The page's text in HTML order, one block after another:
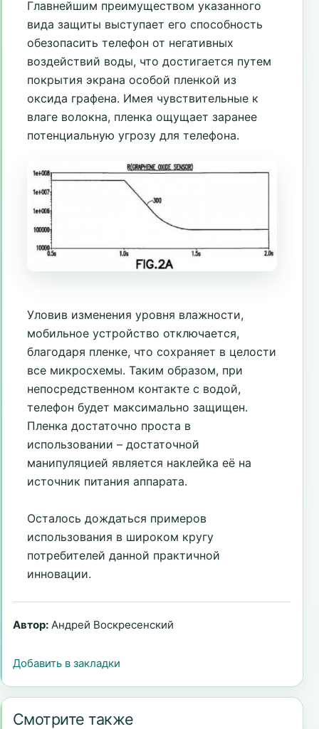
Главнейшим преимуществом указанного
вида защиты выступает его способность
обезопасить телефон от негативных
воздействий воды, что достигается путем
покрытия экрана особой пленкой из
оксида графена. Имея чувствительные к
влаге волокна, пленка ощущает заранее
потенциальную угрозу для телефона.
Уловив изменения уровня влажности,
мобильное устройство отключается,
благодаря пленке, что сохраняет в целости
все микросхемы. Таким образом, при
непосредственном контакте с водой,
телефон будет максимально защищен.
Пленка достаточно проста в
использовании – достаточной
манипуляцией является наклейка её на
источник питания аппарата.
Осталось дождаться примеров
использования в широком кругу
потребителей данной практичной
инновации.
Автор: Андрей Воскресенский
Добавить в закладки
Смотрите также